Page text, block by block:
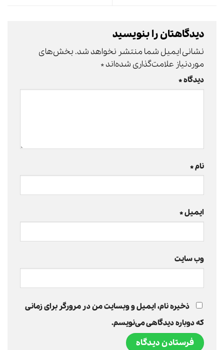
دیدگاهتان را بنویسید
نشانی ایمیل شما منتشر نخواهد شد. بخش‌های
موردنیاز علامت‌گذاری شده‌اند*
دیدگاه*
نام*
ایمیل*
وب‌ سایت
ذخیره نام، ایمیل و وبسایت من در مرورگر برای زمانی
که دوباره دیدگاهی می‌نویسم.